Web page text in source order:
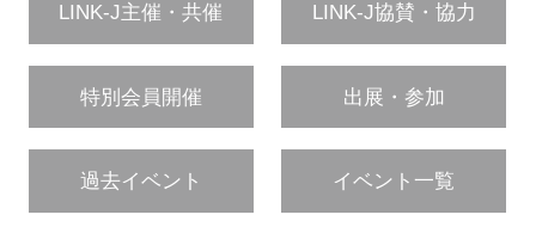
LINK-J主催・共催 LINK-J協賛・協力
特別会員開催 出展・参加
過去イベント イベント一覧